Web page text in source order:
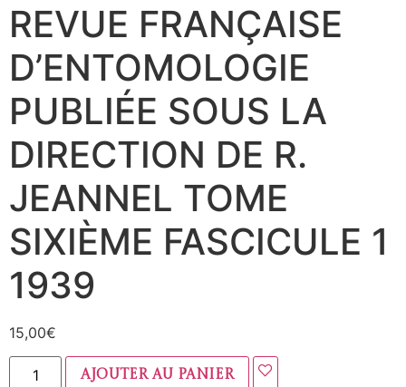
REVUE FRANÇAISE
D’ENTOMOLOGIE
PUBLIÉE SOUS LA
DIRECTION DE R.
JEANNEL TOME
SIXIÈME FASCICULE 1
1939
15,00€
Ajouter au panier